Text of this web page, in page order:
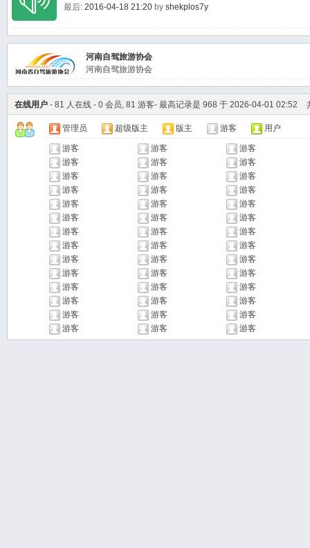
最后: 2016-04-18 21:20 by shekplos7y
河南自驾旅游协会
河南自驾旅游协会
在线用户 - 81 人在线 - 0 会员, 81 游客- 最高记录是 968 于 2026-04-01 02:52
管理员 超级版主 版主 游客 用户
游客 游客
游客
游客
游客
游客
游客
游客
游客
游客
游客
游客
游客
游客
游客
游客
游客
游客
游客
游客
游客
游客
游客
游客
游客
游客
游客
游客
游客
游客
游客
游客
游客
游客
游客
游客
游客
游客
游客
游客
游客 游客